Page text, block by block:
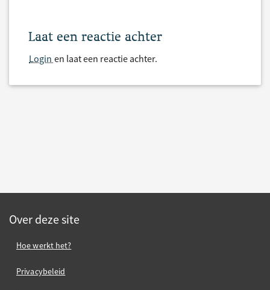
Laat een reactie achter
Login en laat een reactie achter.
Over deze site
Hoe werkt het?
Privacybeleid